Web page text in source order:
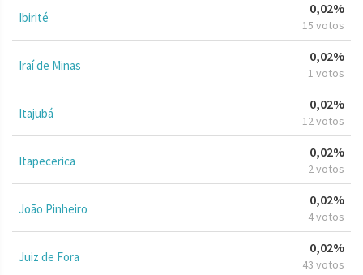
Ibirité
0,02%
15 votos
Iraí de Minas
0,02%
1 votos
Itajubá
0,02%
12 votos
Itapecerica
0,02%
2 votos
João Pinheiro
0,02%
4 votos
Juiz de Fora
0,02%
43 votos